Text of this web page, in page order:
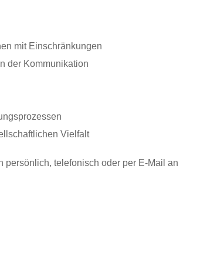
mit Einschränkungen
der Kommunikation
Vielfalt
persönlich, telefonisch oder per E-Mail an